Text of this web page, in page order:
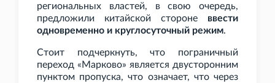
региональных властей, в свою очередь,
предложили китайской стороне ввести
одновременно и круглосуточный режим.
Стоит подчеркнуть, что пограничный
переход «Марково» является двусторонним
пунктом пропуска, что означает, что через